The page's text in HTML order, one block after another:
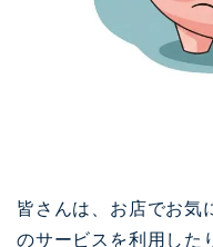
皆さんは、お店でお気
のサービスを利用した